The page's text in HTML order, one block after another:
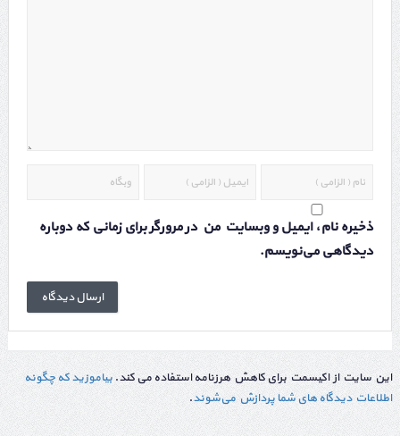
ذخیره نام، ایمیل و وبسایت من در مرورگر برای زمانی که دوباره
دیدگاهی می‌نویسم.
این سایت از اکیسمت برای کاهش هرزنامه استفاده می کند. بیاموزید که چگونه
اطلاعات دیدگاه های شما پردازش می‌شوند.